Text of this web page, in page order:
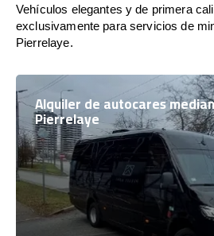
Vehículos elegantes y de primera
exclusivamente para servicios de
Pierrelaye.
Alquiler de autocares
Pierrelaye